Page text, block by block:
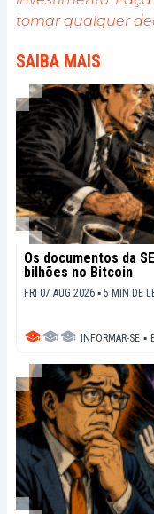
décrypter les
dernières
sociétaux de cette
tomar qualquer
SAIBA MAIS
Os documentos da
bilhões no Bitcoin
FRI 07 AUG 2026 ▪ 5 MIN DE
INFORMAR-SE ▪